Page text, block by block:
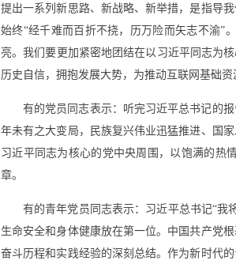
提出一系列新思路、新战略、新举措，是指导
始终“经千难而百折不挠，历万险而矢志不渝”
亮。我们要更加紧密地团结在以习近平同志为
历史自信，拥抱发展大势，为推动互联网基础
有的党员同志表示：听完习近平总书记的
年未有之大变局，民族复兴伟业迅猛推进、国
习近平同志为核心的党中央周围，以饱满的热
章。
有的青年党员同志表示：习近平总书记“我
生命安全和身体健康放在第一位。中国共产党
奋斗历程和实践经验的深刻总结。作为新时代